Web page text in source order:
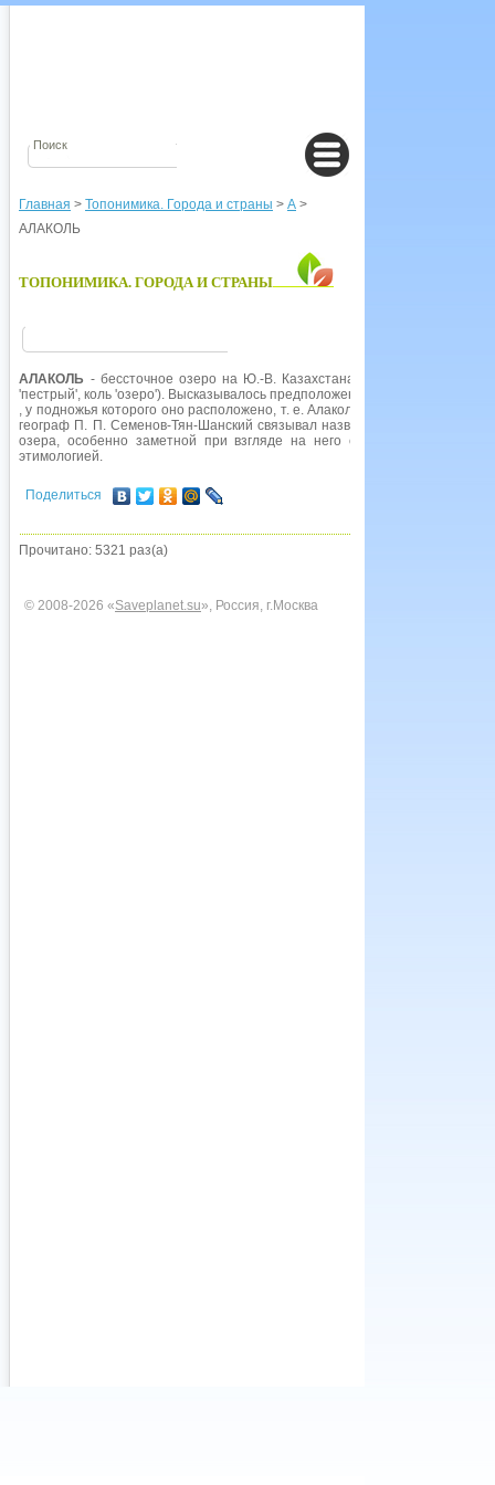
Главная > Топонимика. Города и страны > А >
АЛАКОЛЬ
ТОПОНИМИКА. ГОРОДА И СТРАНЫ
АЛАКОЛЬ - бессточное озеро на Ю.-В. Казахстана. Буквальное
'пестрый', коль 'озеро'). Высказывалось предположение о связи
, у подножья которого оно расположено, т. е. Алаколь - 'озеро у Алатау'.
географ П. П. Семенов-Тян-Шанский связывал название с
озера, особенно заметной при взгляде на него с соседних гор, а
этимологией.
Поделиться
Прочитано: 5321 раз(а)
© 2008-2026 «Saveplanet.su», Россия, г.Москва